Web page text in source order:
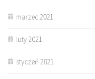
marzec 2021
luty 2021
styczeń 2021